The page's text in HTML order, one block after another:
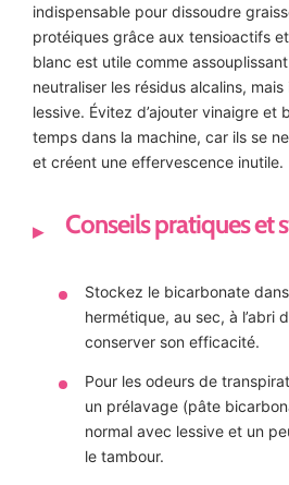
indispensable pour dissoudre
protéiques grâce aux tensioactifs
blanc est utile comme
neutraliser les résidus alcalins,
lessive. Évitez d’ajouter vinaigre et
temps dans la machine, car ils se
et créent une effervescence inutile.
Conseils pratiques et
Stockez le bicarbonate
hermétique, au sec, à l’abri
conserver son efficacité.
Pour les odeurs de
un prélavage (pâte
normal avec lessive et un
le tambour.